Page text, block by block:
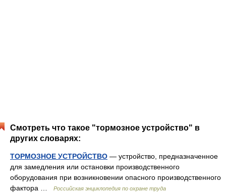
Смотреть что такое "тормозное устройство" в
других словарях:
ТОРМОЗНОЕ УСТРОЙСТВО — устройство, предназначенное
для замедления или остановки производственного
оборудования при возникновении опасного производственного
фактора …
Российская энциклопедия по охране труда